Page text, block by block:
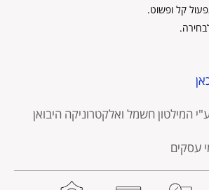
המילטון חשמל ואלקטרוניקה היבואן